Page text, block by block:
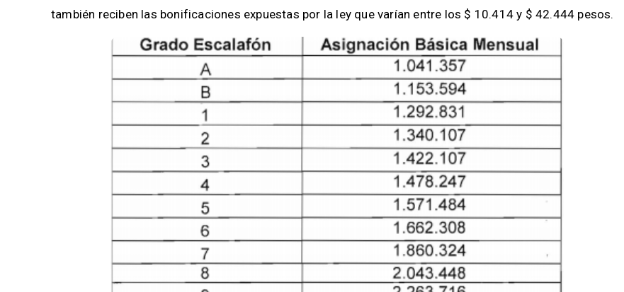
también reciben las bonificaciones expuestas por la ley que varían entre los $ 10.414 y $ 42.444 pesos.